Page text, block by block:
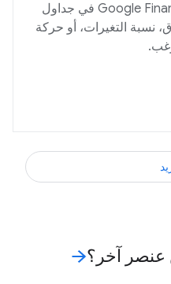
يمكنك الوصول إلى بيانات Google Finance في جداول
نسبة التغيرات، أو حركة